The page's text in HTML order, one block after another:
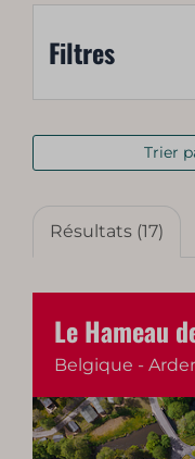
Filtres
Trier
Résultats (17)
Le Hameau
Belgique -